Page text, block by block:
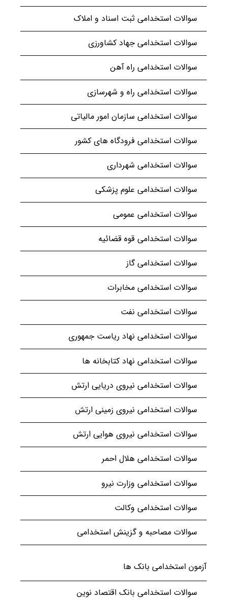
سوالات استخدامی ثبت اسناد و املاک
سوالات استخدامی جهاد کشاورزی
سوالات استخدامی راه آهن
سوالات استخدامی راه و شهرسازی
سوالات استخدامی سازمان امور مالیاتی
سوالات استخدامی فرودگاه های کشور
سوالات استخدامی شهرداری
سوالات استخدامی علوم پزشکی
سوالات استخدامی عمومی
سوالات استخدامی قوه قضائیه
سوالات استخدامی گاز
سوالات استخدامی مخابرات
سوالات استخدامی نفت
سوالات استخدامی نهاد ریاست جمهوری
سوالات استخدامی نهاد کتابخانه ها
سوالات استخدامی نیروی دریایی ارتش
سوالات استخدامی نیروی زمینی ارتش
سوالات استخدامی نیروی هوایی ارتش
سوالات استخدامی هلال احمر
سوالات استخدامی وزارت نیرو
سوالات استخدامی وکالت
سوالات مصاحبه و گزینش استخدامی
آزمون استخدامی بانک ها
سوالات استخدامی بانک اقتصاد نوین